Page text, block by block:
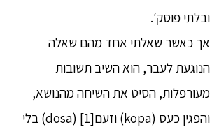
ובלתי פוסק׳.
אך כאשר שאלתי אחד מהם שאלה
הנוגעת לעבר, הוא השיב תשובות
מעורפלות, הסיט את השיחה מהנושא,
והפגין כעס (kopa) וזעם
[1]
(dosa) בלי